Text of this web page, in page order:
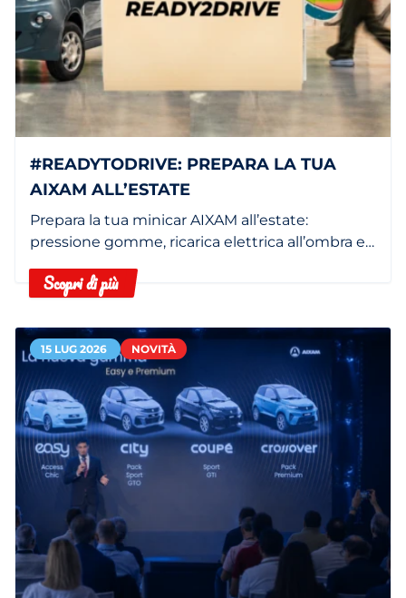
#READYTODRIVE: PREPARA LA TUA
AIXAM ALL’ESTATE
Prepara la tua minicar AIXAM all’estate:
pressione gomme, ricarica elettrica all’ombra e
Scopri di più
15 LUG 2026 NOVITÀ